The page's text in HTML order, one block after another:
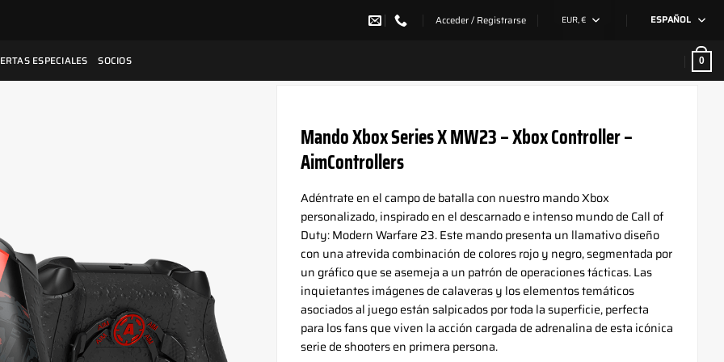
Acceder / Registrarse EUR, € ESPAÑOL
ESPECIALES SOCIOS 0
Mando Xbox Series X MW23 – Xbox Controller –
AimControllers
Adéntrate en el campo de batalla con nuestro mando Xbox
personalizado, inspirado en el descarnado e intenso mundo de Call of
Duty: Modern Warfare 23. Este mando presenta un llamativo diseño
con una atrevida combinación de colores rojo y negro, segmentada por
un gráfico que se asemeja a un patrón de operaciones tácticas. Las
inquietantes imágenes de calaveras y los elementos temáticos
asociados al juego están salpicados por toda la superficie, perfecta
para los fans que viven la acción cargada de adrenalina de esta icónica
serie de shooters en primera persona.